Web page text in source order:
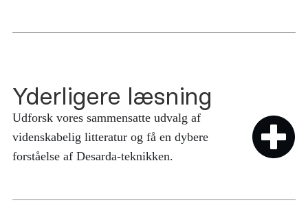
Yderligere læsning
Udforsk vores sammensatte udvalg af
videnskabelig litteratur og få en dybere
forståelse af Desarda-teknikken.